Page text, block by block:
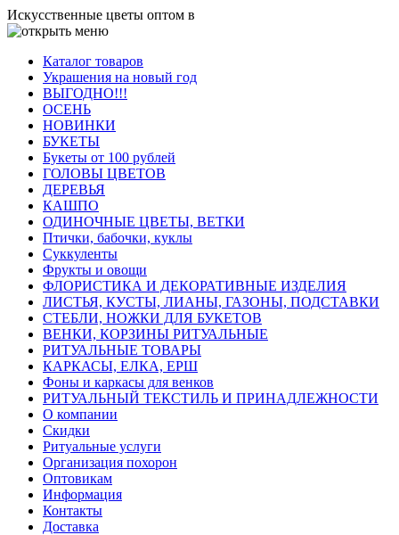
Искусственные цветы оптом в
Каталог товаров
Украшения на новый год
ВЫГОДНО!!!
ОСЕНЬ
НОВИНКИ
БУКЕТЫ
Букеты от 100 рублей
ГОЛОВЫ ЦВЕТОВ
ДЕРЕВЬЯ
КАШПО
ОДИНОЧНЫЕ ЦВЕТЫ, ВЕТКИ
Птички, бабочки, куклы
Суккуленты
Фрукты и овощи
ФЛОРИСТИКА И ДЕКОРАТИВНЫЕ ИЗДЕЛИЯ
ЛИСТЬЯ, КУСТЫ, ЛИАНЫ, ГАЗОНЫ, ПОДСТАВКИ
СТЕБЛИ, НОЖКИ ДЛЯ БУКЕТОВ
ВЕНКИ, КОРЗИНЫ РИТУАЛЬНЫЕ
РИТУАЛЬНЫЕ ТОВАРЫ
КАРКАСЫ, ЕЛКА, ЕРШ
Фоны и каркасы для венков
РИТУАЛЬНЫЙ ТЕКСТИЛЬ И ПРИНАДЛЕЖНОСТИ
О компании
Скидки
Ритуальные услуги
Организация похорон
Оптовикам
Информация
Контакты
Доставка